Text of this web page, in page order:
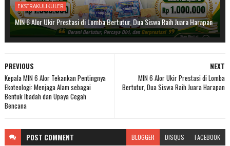
EKSTRAKULIKULER
MIN 6 Alor Ukir Prestasi di Lomba Bertutur, Dua Siswa Raih Juara Harapan
NEXT
MIN 6 Alor Ukir Prestasi di Lomba
Bertutur, Dua Siswa Raih Juara Harapan
PREVIOUS
Kepala MIN 6 Alor Tekankan Pentingnya
Ekoteologi: Menjaga Alam sebagai
Bentuk Ibadah dan Upaya Cegah
Bencana
POST COMMENT BLOGGER DISQUS FACEBOOK